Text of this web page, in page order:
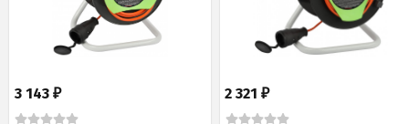
3 143 ₽ 2 321₽